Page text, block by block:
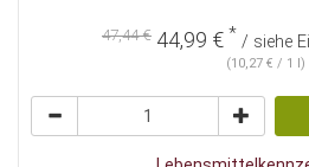
47,44 € 44,99 € * / siehe
(10,27 € / 1 l)